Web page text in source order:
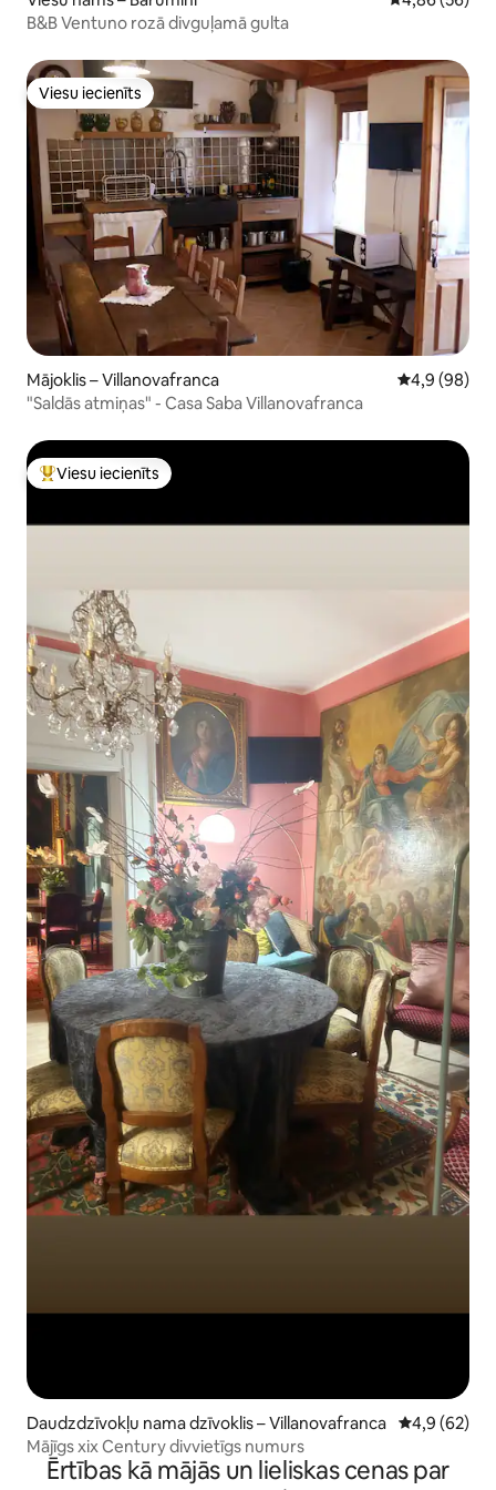
B&B Ventuno rozā divguļamā gulta
Viesu iecienīts
Viesu iecienīts
Mājoklis – Villanovafranca Vidējais
4,9 (98)
"Saldās atmiņas" - Casa Saba Villanovafranca
Populārs viesu iecienīts mājoklis
Viesu iecienīts
Daudzdzīvokļu nama dzīvoklis – Villanovafranca Vidējais
4,9 (62)
Mājīgs xix Century divvietīgs numurs
Ērtības kā mājās un lieliskas cenas par